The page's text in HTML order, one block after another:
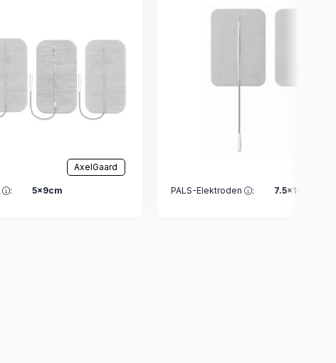
AxelGaard
: 5x9cm PALS-Elektroden : 7.5x10cm